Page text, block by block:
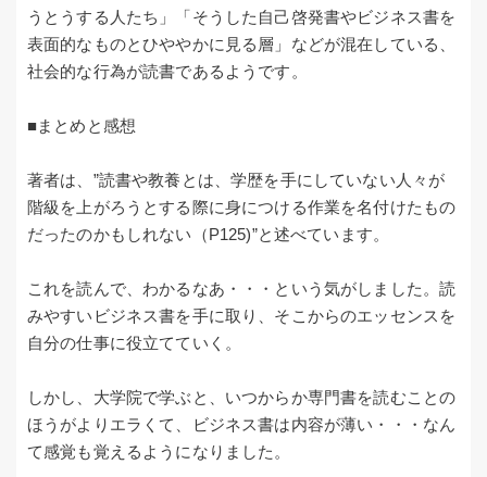
うとうする人たち」「そうした自己啓発書やビジネス書を
表面的なものとひややかに見る層」などが混在している、
社会的な行為が読書であるようです。
■まとめと感想
著者は、”読書や教養とは、学歴を手にしていない人々が
階級を上がろうとする際に身につける作業を名付けたもの
だったのかもしれない（P125)”と述べています。
これを読んで、わかるなあ・・・という気がしました。読
みやすいビジネス書を手に取り、そこからのエッセンスを
自分の仕事に役立てていく。
しかし、大学院で学ぶと、いつからか専門書を読むことの
ほうがよりエラくて、ビジネス書は内容が薄い・・・なん
て感覚も覚えるようになりました。